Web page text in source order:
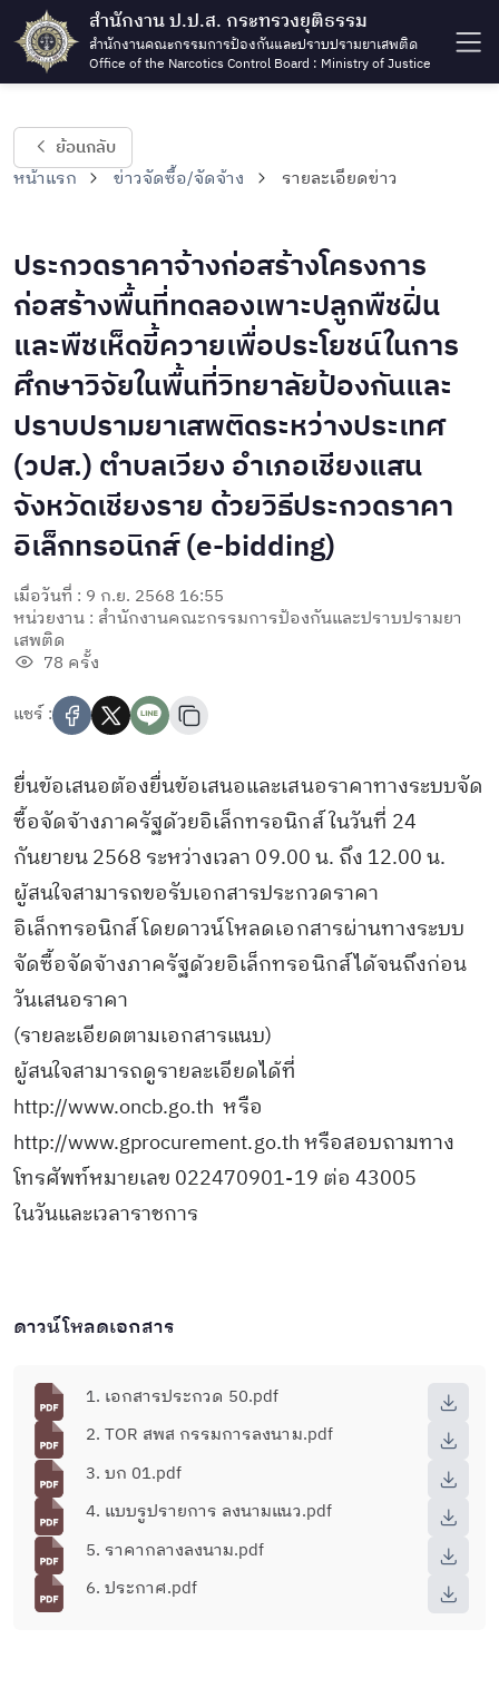
สำนักงาน ป.ป.ส. กระทรวงยุติธรรม
สำนักงานคณะกรรมการป้องกันและปราบปรามยาเสพติด
Office of the Narcotics Control Board : Ministry of Justice
ย้อนกลับ
หน้าแรก ข่าวจัดซื้อ/จัดจ้าง รายละเอียดข่าว
ประกวดราคาจ้างก่อสร้างโครงการ
ก่อสร้างพื้นที่ทดลองเพาะปลูกพืชฝิ่น
และพืชเห็ดขี้ควายเพื่อประโยชน์ในการ
ศึกษาวิจัยในพื้นที่วิทยาลัยป้องกันและ
ปราบปรามยาเสพติดระหว่างประเทศ
(วปส.) ตำบลเวียง อำเภอเชียงแสน
จังหวัดเชียงราย ด้วยวิธีประกวดราคา
อิเล็กทรอนิกส์ (e-bidding)
เมื่อวันที่ : 9 ก.ย. 2568 16:55
หน่วยงาน : สำนักงานคณะกรรมการป้องกันและปราบปรามยา
เสพติด
78 ครั้ง
แชร์ :
ยื่นข้อเสนอต้องยื่นข้อเสนอและเสนอราคาทางระบบจัด
ซื้อจัดจ้างภาครัฐด้วยอิเล็กทรอนิกส์ ในวันที่ 24
กันยายน 2568 ระหว่างเวลา 09.00 น. ถึง 12.00 น.
ผู้สนใจสามารถขอรับเอกสารประกวดราคา
อิเล็กทรอนิกส์ โดยดาวน์โหลดเอกสารผ่านทางระบบ
จัดซื้อจัดจ้างภาครัฐด้วยอิเล็กทรอนิกส์ได้จนถึงก่อน
วันเสนอราคา
(รายละเอียดตามเอกสารแนบ)
ผู้สนใจสามารถดูรายละเอียดได้ที่
http://www.oncb.go.th หรือ
http://www.gprocurement.go.th หรือสอบถามทาง
โทรศัพท์หมายเลข 022470901-19 ต่อ 43005
ในวันและเวลาราชการ
ดาวน์โหลดเอกสาร
1. เอกสารประกวด 50.pdf
2. TOR สพส กรรมการลงนาม.pdf
3. บก 01.pdf
4. แบบรูปรายการ ลงนามแนว.pdf
5. ราคากลางลงนาม.pdf
6. ประกาศ.pdf